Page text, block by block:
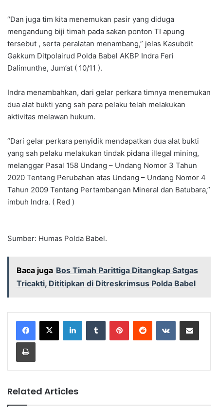
“Dan juga tim kita menemukan pasir yang diduga
mengandung biji timah pada sakan ponton TI apung
tersebut , serta peralatan menambang,” jelas Kasubdit
Gakkum Ditpolairud Polda Babel AKBP Indra Feri
Dalimunthe, Jum’at ( 10/11 ).
Indra menambahkan, dari gelar perkara timnya menemukan
dua alat bukti yang sah para pelaku telah melakukan
aktivitas melawan hukum.
“Dari gelar perkara penyidik mendapatkan dua alat bukti
yang sah pelaku melakukan tindak pidana illegal mining,
melanggar Pasal 158 Undang – Undang Nomor 3 Tahun
2020 Tentang Perubahan atas Undang – Undang Nomor 4
Tahun 2009 Tentang Pertambangan Mineral dan Batubara,”
imbuh Indra. ( Red )
Sumber: Humas Polda Babel.
Baca juga Bos Timah Parittiga Ditangkap Satgas
Tricakti, Dititipkan di Ditreskrimsus Polda Babel
LinkedInTumblr PinterestReddit VKontakteShare via Email
Print
Related Articles